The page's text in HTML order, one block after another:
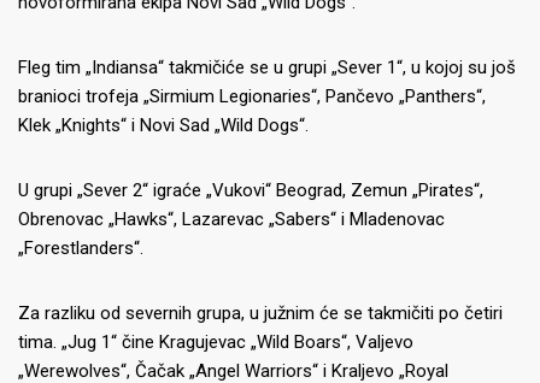
Fleg tim „Indiansa“ takmičiće se u grupi „Sever 1“, u kojoj su još
branioci trofeja „Sirmium Legionaries“, Pančevo „Panthers“,
Klek „Knights“ i Novi Sad „Wild Dogs“.
U grupi „Sever 2“ igraće „Vukovi“ Beograd, Zemun „Pirates“,
Obrenovac „Hawks“, Lazarevac „Sabers“ i Mladenovac
„Forestlanders“.
Za razliku od severnih grupa, u južnim će se takmičiti po četiri
tima. „Jug 1“ čine Kragujevac „Wild Boars“, Valjevo
„Werewolves“, Čačak „Angel Warriors“ i Kraljevo „Royal